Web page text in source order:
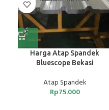
Harga Atap Spandek
Bluescope Bekasi
Atap Spandek
Rp75.000